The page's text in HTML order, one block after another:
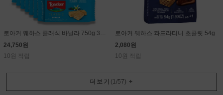
로아커 웨하스 클래식 바닐라 750g 30g×25개
24,750원
10원 적립
로아커 웨하스 콰드라티니 초콜릿 54g
2,080원
10원 적립
더보기 (1/57) +